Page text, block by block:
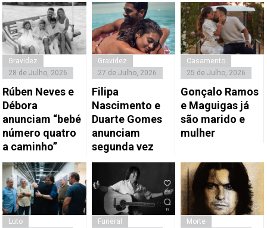
Gravidez
28 de Julho, 2026
Rúben Neves e
Débora
anunciam “bebé
número quatro
a caminho”
Gravidez
27 de Julho, 2026
Filipa
Nascimento e
Duarte Gomes
anunciam
segunda vez
Casamento
25 de Julho, 2026
Gonçalo Ramos
e Maguigas já
são marido e
mulher
Luto
Funeral
Morte